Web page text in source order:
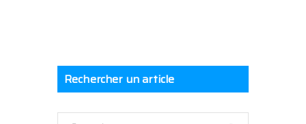
Rechercher un article